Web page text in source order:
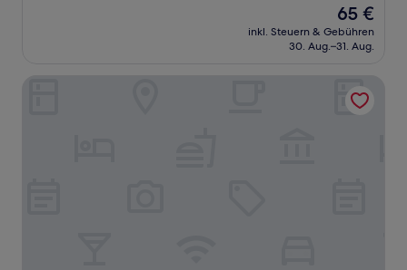
Der
Preis
beträgt
65 €
inkl. Steuern & Gebühren
30. Aug.–31. Aug.